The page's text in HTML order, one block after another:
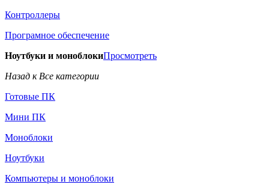
Контроллеры
Програмное обеспечение
Ноутбуки и моноблокиПросмотреть
Назад к Все категории
Готовые ПК
Мини ПК
Моноблоки
Ноутбуки
Компьютеры и моноблоки